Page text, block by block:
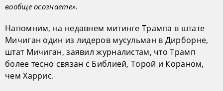
вообще осознаете».
Напомним, на недавнем митинге Трампа в штате
Мичиган один из лидеров мусульман в Дирборне,
штат Мичиган, заявил журналистам, что Трамп
более тесно связан с Библией, Торой и Кораном,
чем Харрис.